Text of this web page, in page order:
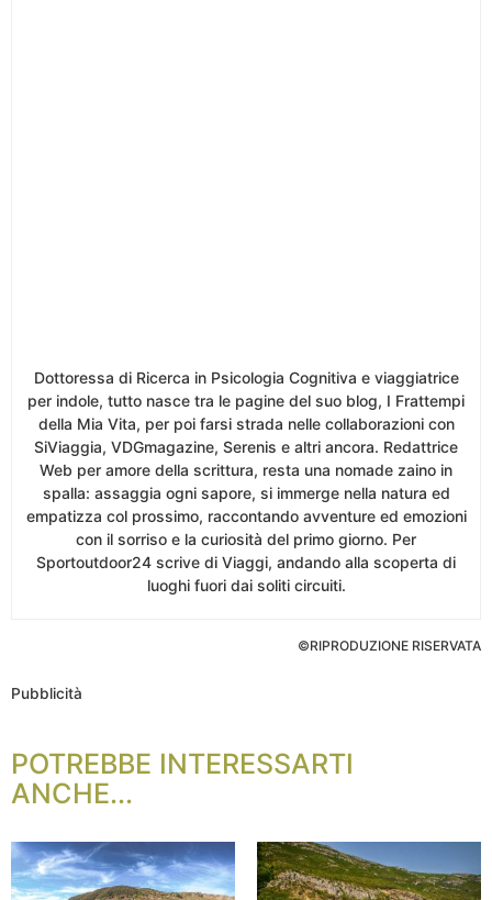
Dottoressa di Ricerca in Psicologia Cognitiva e viaggiatrice
per indole, tutto nasce tra le pagine del suo blog, I Frattempi
della Mia Vita, per poi farsi strada nelle collaborazioni con
SiViaggia, VDGmagazine, Serenis e altri ancora. Redattrice
Web per amore della scrittura, resta una nomade zaino in
spalla: assaggia ogni sapore, si immerge nella natura ed
empatizza col prossimo, raccontando avventure ed emozioni
con il sorriso e la curiosità del primo giorno. Per
Sportoutdoor24 scrive di Viaggi, andando alla scoperta di
luoghi fuori dai soliti circuiti.
©RIPRODUZIONE RISERVATA
Pubblicità
POTREBBE INTERESSARTI
ANCHE...